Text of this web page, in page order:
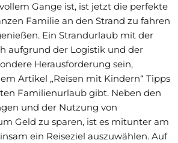
Gange ist, ist jetzt die perfekte
Familie an den Strand zu fahren
Ein Strandurlaub mit der
aufgrund der Logistik und der
Herausforderung sein,
Artikel „Reisen mit Kindern“ Tipps
Familienurlaub gibt. Neben den
und der Nutzung von
Geld zu sparen, ist es mitunter am
ein Reiseziel auszuwählen. Auf